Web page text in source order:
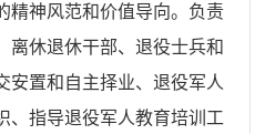
精神风范和价值导向。负责
离休退休干部、退役士兵和
安置和自主择业、退役军人
、指导退役军人教育培训工